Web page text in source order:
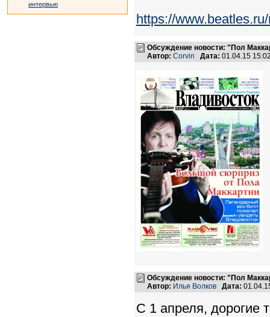
интервью
https://
Обсуждение новости: "Пол
Автор: Corvin Дата: 01.04.15
Обсуждение новости: "Пол
Автор: Илья Волков Дата:
С 1 апреля, дорогие